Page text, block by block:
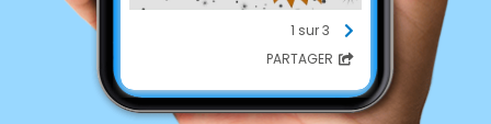
1 sur 3
PARTAGER